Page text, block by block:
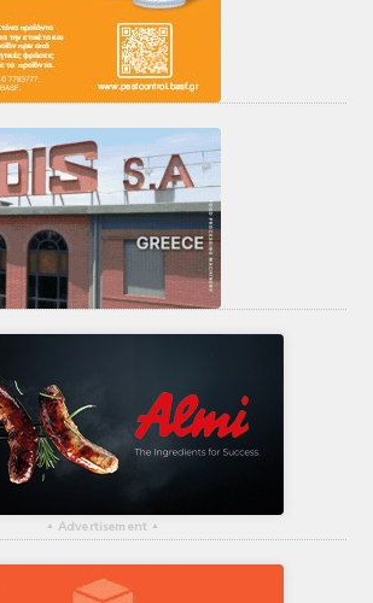
▴ Advertisement ▴